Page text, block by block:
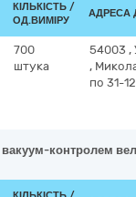
КІЛЬКІСТЬ /
ОД.ВИМІРУ
АДРЕСА
700
штука
54003 ,
,
по 31-
вакуум-контролем